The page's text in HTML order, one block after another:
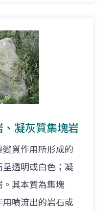
凝灰質集塊岩
質作用所形成的
透明或白色；凝
其本質為集塊
噴流出的岩石或